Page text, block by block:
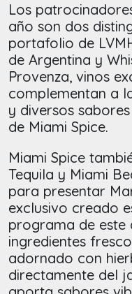
Los
año son dos
portafolio de
de Argentina y
Provenza, vinos
complementan a
y diversos
de Miami Spice.
Miami Spice
Tequila y Miami
para presentar
exclusivo creado
programa de este
ingredientes
adornado con
directamente del